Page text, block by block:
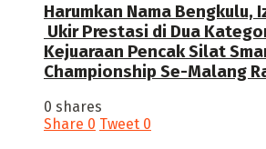
Harumkan Nama Bengkulu,
Ukir Prestasi di Dua
Kejuaraan Pencak Silat
Championship Se-Malang
0 shares
Share 0 Tweet 0